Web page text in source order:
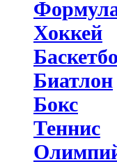
Хоккей
Биатлон
Бокс
Теннис